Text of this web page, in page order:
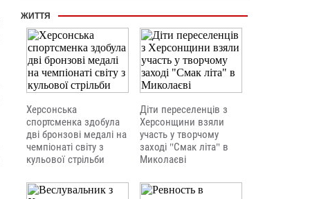
ЖИТТЯ
Херсонська
спортсменка здобула
дві бронзові медалі на
чемпіонаті світу з
кульової стрільби
Діти переселенців з
Херсонщини взяли
участь у творчому
заході "Смак літа" в
Миколаєві